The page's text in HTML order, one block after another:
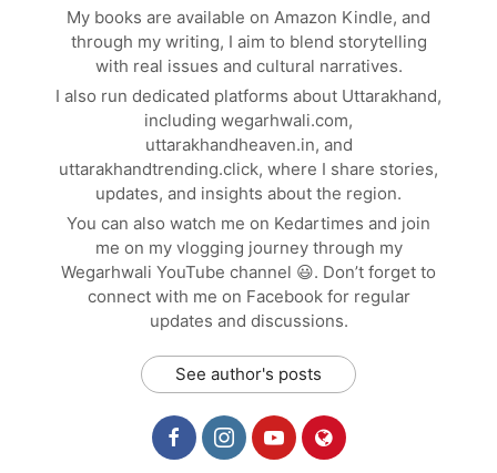
My books are available on Amazon Kindle, and
through my writing, I aim to blend storytelling
with real issues and cultural narratives.
I also run dedicated platforms about Uttarakhand,
including wegarhwali.com,
uttarakhandheaven.in, and
uttarakhandtrending.click, where I share stories,
updates, and insights about the region.
You can also watch me on Kedartimes and join
me on my vlogging journey through my
Wegarhwali YouTube channel 😃. Don’t forget to
connect with me on Facebook for regular
updates and discussions.
See author's posts